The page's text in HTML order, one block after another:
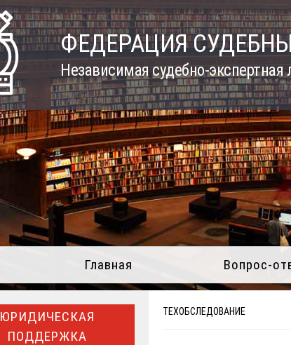
ФЕДЕРАЦИЯ
Независимая судебно-экспертная
Главная Вопрос-
ТЕХОБСЛЕДОВАНИЕ
ЮРИДИЧЕСКАЯ
ПОДДЕРЖКА